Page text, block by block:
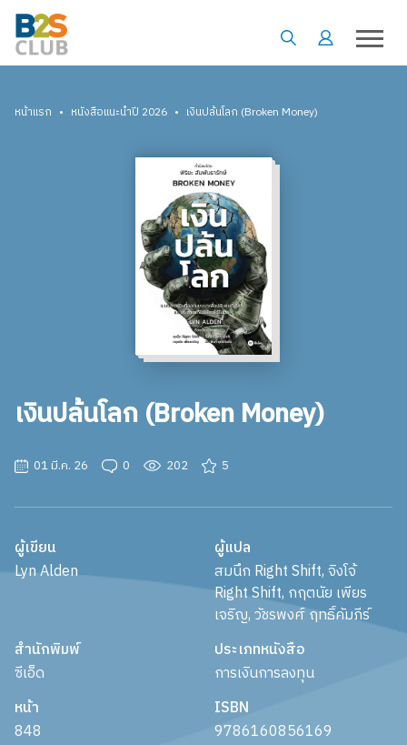
หน้าแรก • หนังสือแนะนำปี 2026 • เงินปล้นโลก (Broken Money)
เงินปล้นโลก (Broken Money)
01 มี.ค. 26 0 202 5
ผู้เขียน
Lyn Alden
ผู้แปล
สมนึก Right Shift, จิงโจ้
Right Shift, กฤตนัย เพียร
เจริญ, วัชรพงศ์ ฤทธิ์คัมภีร์
สำนักพิมพ์
ซีเอ็ด
ประเภทหนังสือ
การเงินการลงทุน
หน้า
848
ISBN
9786160856169